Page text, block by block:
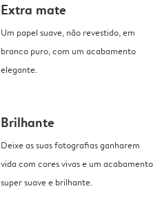
Extra mate
Um papel suave, não revestido, em
branco puro, com um acabamento
elegante.
Brilhante
Deixe as suas fotografias ganharem
vida com cores vivas e um acabamento
super suave e brilhante.